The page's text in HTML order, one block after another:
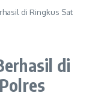
di Ringkus Sat
di